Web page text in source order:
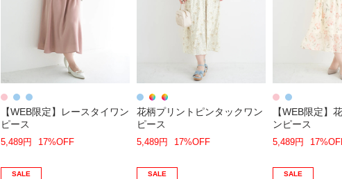
【WEB限定】レースタイワン
ピース
5,489円 17%OFF
花柄プリントピンタックワン
ピース
5,489円 17%OFF
【WEB限定】
ンピース
5,489円
SALE SALE SALE